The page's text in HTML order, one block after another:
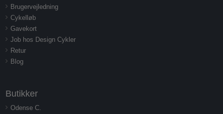
Brugervejledning
Cykelløb
Gavekort
Job hos Design Cykler
Retur
Blog
Butikker
Odense C.